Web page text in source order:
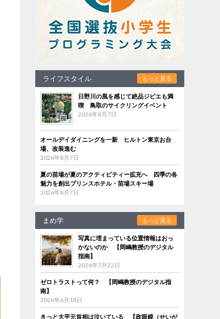
ライフスタイル もっと見る
日野川の風を感じて絶品ジビエも満
喫 鳥取のサイクリングイベント
2026年8月7日
オールデイダイニングを一新 ヒルトン東京お台
場、改装進む
2026年8月7日
夏の苗場が夏のアクティビティー拡充へ 四季の各
魅力を創出プリンスホテル・苗場スキー場
2026年8月7日
まめ学 もっと見る
写真に埋まっている位置情報はおっ
かないのか 【岡嶋教授のデジタル
指南】
2026年7月22日
ゼロトラストって何？ 【岡嶋教授のデジタル指
南】
2026年6月18日
きっと大平元首相は泣いている 【政眼鏡（せいが